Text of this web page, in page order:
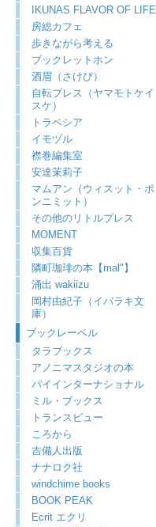
IKUNAS FLAVOR OF LIFE
房総カフェ
歩きながら考える
ブックレットホン
酒眉（さけび）
自転プレス（ヤマモトケイ
スケ）
トラベシア
イモヅル
襟巻編集室
安達茉莉子
マムアン（ウィスット・ポ
ンニミット）
その他のリトルプレス
MOMENT
収集百貨
隣町珈琲の本【mal"】
涌出 wakiizu
岡村由紀子（イバラキ文
庫）
ブックレーベル
タラブックス
アノニマスタジオの本
パイインターナショナル
ミル・ブックス
トランスビュー
ころから
吉備人出版
ナナロク社
windchime books
BOOK PEAK
Ecrit エクリ